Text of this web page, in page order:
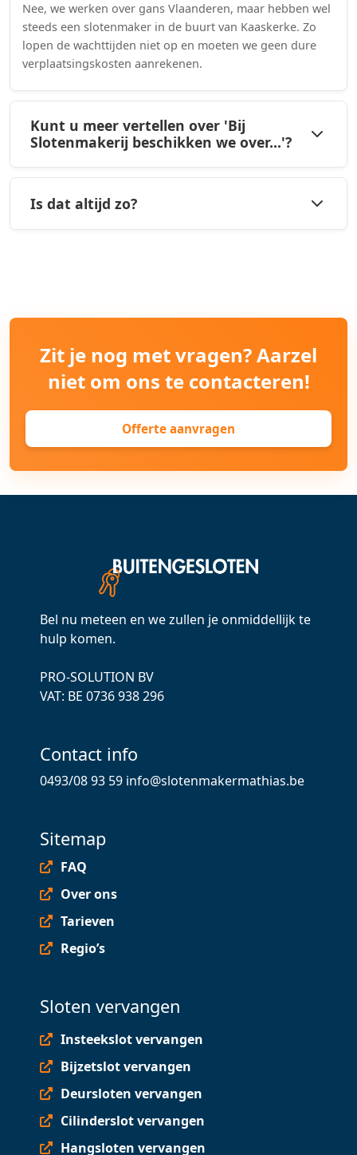
Nee, we werken over gans Vlaanderen, maar hebben wel
steeds een slotenmaker in de buurt van Kaaskerke. Zo
lopen de wachttijden niet op en moeten we geen dure
verplaatsingskosten aanrekenen.
Kunt u meer vertellen over 'Bij
Slotenmakerij beschikken we over...'?
Is dat altijd zo?
Zit je nog met vragen? Aarzel
niet om ons te contacteren!
Offerte aanvragen
Bel nu meteen en we zullen je onmiddellijk te
hulp komen.
PRO-SOLUTION BV
VAT: ВЕ 0736 938 296
Contact info
0493/08 93 59 info@slotenmakermathias.be
Sitemap
FAQ
Over ons
Tarieven
Regio’s
Sloten vervangen
Insteekslot vervangen
Bijzetslot vervangen
Deursloten vervangen
Cilinderslot vervangen
Hangsloten vervangen